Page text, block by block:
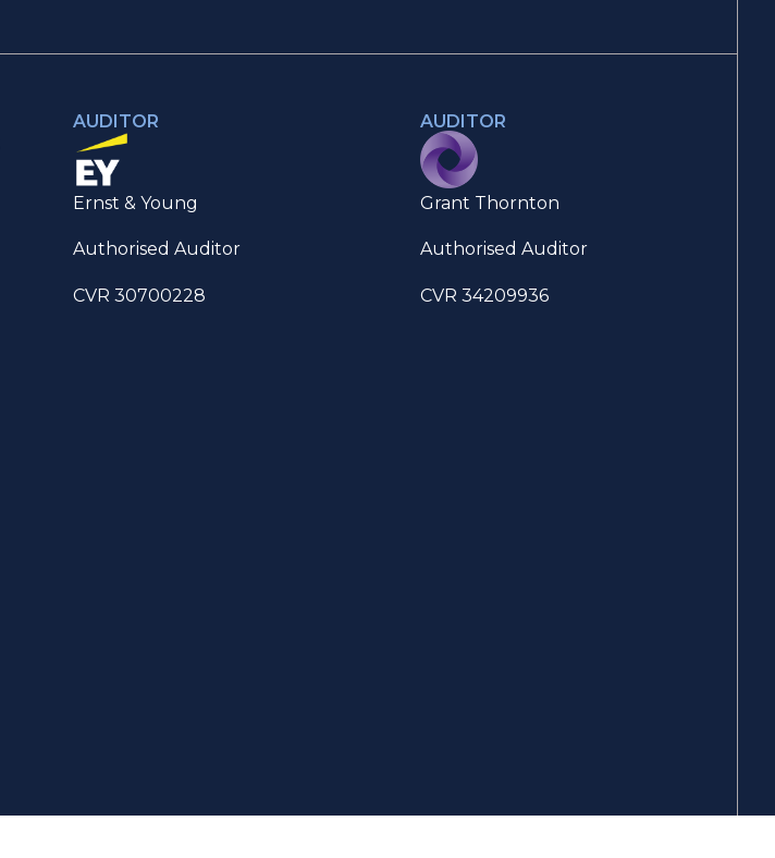
AUDITOR
Ernst & Young
Authorised Auditor
CVR 30700228
AUDITOR
Grant Thornton
Authorised Auditor
CVR 34209936